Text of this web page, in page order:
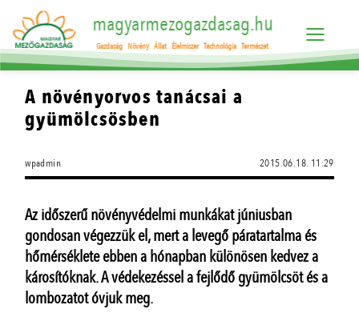
magyarmezogazdasag.hu
Gazdaság Növény Állat Élelmiszer Technológia Természet
A növényorvos tanácsai a
gyümölcsösben
wpadmin 2015.06.18. 11:29
Az időszerű növényvédelmi munkákat júniusban
gondosan végezzük el, mert a levegő páratartalma és
hőmérséklete ebben a hónapban különösen kedvez a
károsítóknak. A védekezéssel a fejlődő gyümölcsöt és a
lombozatot óvjuk meg.